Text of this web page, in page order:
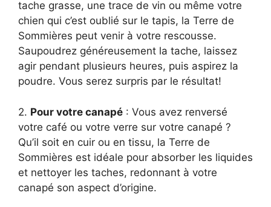
tache grasse, une trace de vin ou même votre
chien qui c’est oublié sur le tapis, la Terre de
Sommières peut venir à votre rescousse.
Saupoudrez généreusement la tache, laissez
agir pendant plusieurs heures, puis aspirez la
poudre. Vous serez surpris par le résultat!
2. Pour votre canapé : Vous avez renversé
votre café ou votre verre sur votre canapé ?
Qu’il soit en cuir ou en tissu, la Terre de
Sommières est idéale pour absorber les liquides
et nettoyer les taches, redonnant à votre
canapé son aspect d’origine.